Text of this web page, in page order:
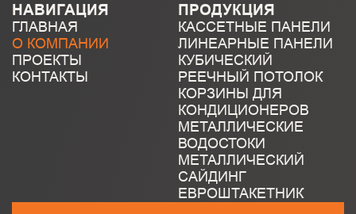
НАВИГАЦИЯ
ГЛАВНАЯ
О КОМПАНИИ
ПРОЕКТЫ
КОНТАКТЫ
ПРОДУКЦИЯ
КАССЕТНЫЕ ПАНЕЛИ
ЛИНЕАРНЫЕ ПАНЕЛИ
КУБИЧЕСКИЙ
РЕЕЧНЫЙ ПОТОЛОК
КОРЗИНЫ ДЛЯ
КОНДИЦИОНЕРОВ
МЕТАЛЛИЧЕСКИЕ
ВОДОСТОКИ
МЕТАЛЛИЧЕСКИЙ
САЙДИНГ
ЕВРОШТАКЕТНИК